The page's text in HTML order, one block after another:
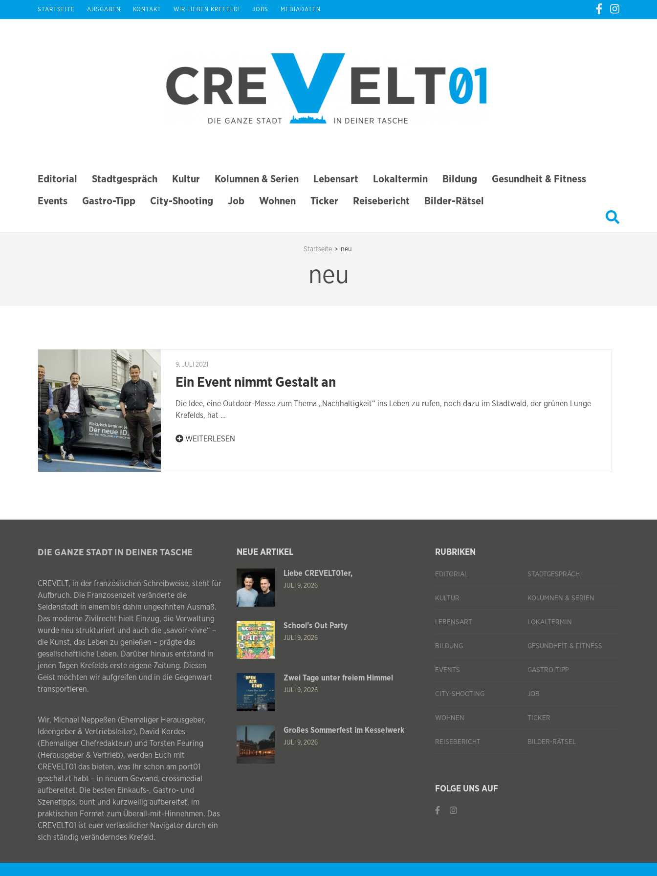
STARTSEITE AUSGABEN KONTAKT WIR LIEBEN KREFELD! JOBS MEDIADATEN
Editorial Stadtgespräch Kultur Kolumnen & Serien Lebensart Lokaltermin Bildung Gesundheit & Fitness
Events Gastro-Tipp City-Shooting Job Wohnen Ticker Reisebericht Bilder-Rätsel
Startseite > neu
neu
9. JULI 2021
Ein Event nimmt Gestalt an
Die Idee, eine Outdoor-Messe zum Thema „Nachhaltigkeit“ ins Leben zu rufen, noch dazu im Stadtwald, der grünen Lunge
Krefelds, hat …
WEITERLESEN
DIE GANZE STADT IN DEINER TASCHE
CREVELT, in der französischen Schreibweise, steht für
Aufbruch. Die Franzosenzeit veränderte die
Seidenstadt in einem bis dahin ungeahnten Ausmaß.
Das moderne Zivilrecht hielt Einzug, die Verwaltung
wurde neu strukturiert und auch die „savoir-vivre“ –
die Kunst, das Leben zu genießen – prägte das
gesellschaftliche Leben. Darüber hinaus entstand in
jenen Tagen Krefelds erste eigene Zeitung. Diesen
Geist möchten wir aufgreifen und in die Gegenwart
transportieren.
Wir, Michael Neppeßen (Ehemaliger Herausgeber,
Ideengeber & Vertriebsleiter), David Kordes
(Ehemaliger Chefredakteur) und Torsten Feuring
(Herausgeber & Vertrieb), werden Euch mit
CREVELT01 das bieten, was Ihr schon am port01
geschätzt habt – in neuem Gewand, crossmedial
aufbereitet. Die besten Einkaufs-, Gastro- und
Szenetipps, bunt und kurzweilig aufbereitet, im
praktischen Format zum Überall-mit-Hinnehmen. Das
CREVELT01 ist euer verlässlicher Navigator durch ein
sich ständig veränderndes Krefeld.
NEUE ARTIKEL
Liebe CREVELT01er,
JULI 9, 2026
School’s Out Party
JULI 9, 2026
Zwei Tage unter freiem Himmel
JULI 9, 2026
Großes Sommerfest im Kesselwerk
JULI 9, 2026
RUBRIKEN
EDITORIAL STADTGESPRÄCH
KULTUR KOLUMNEN & SERIEN
LEBENSART LOKALTERMIN
BILDUNG GESUNDHEIT & FITNESS
EVENTS GASTRO-TIPP
CITY-SHOOTING JOB
WOHNEN TICKER
REISEBERICHT BILDER-RÄTSEL
FOLGE UNS AUF